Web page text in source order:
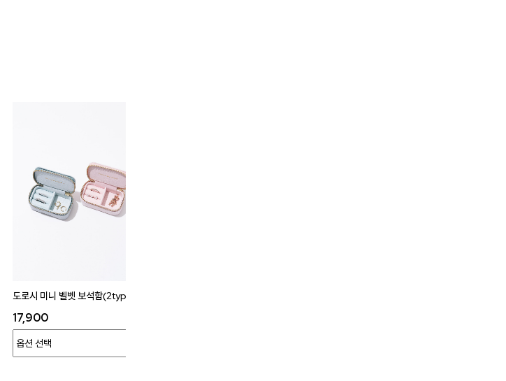
도로시 미니 벨벳 보석함(2type)
17,900